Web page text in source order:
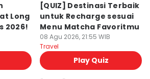
Long
2026!
[QUIZ] Destinasi Terbaik
untuk Recharge sesuai
Menu Matcha Favoritmu
08 Agu 2026, 21:55 WIB
Travel
Play Quiz